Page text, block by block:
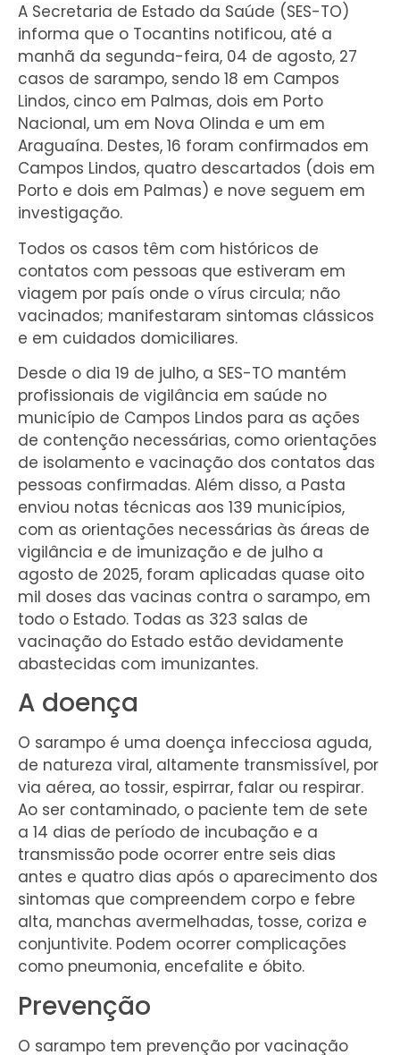
A Secretaria de Estado da Saúde (SES-TO)
informa que o Tocantins notificou, até a
manhã da segunda-feira, 04 de agosto, 27
casos de sarampo, sendo 18 em Campos
Lindos, cinco em Palmas, dois em Porto
Nacional, um em Nova Olinda e um em
Araguaína. Destes, 16 foram confirmados em
Campos Lindos, quatro descartados (dois em
Porto e dois em Palmas) e nove seguem em
investigação.
Todos os casos têm com históricos de
contatos com pessoas que estiveram em
viagem por país onde o vírus circula; não
vacinados; manifestaram sintomas clássicos
e em cuidados domiciliares.
Desde o dia 19 de julho, a SES-TO mantém
profissionais de vigilância em saúde no
município de Campos Lindos para as ações
de contenção necessárias, como orientações
de isolamento e vacinação dos contatos das
pessoas confirmadas. Além disso, a Pasta
enviou notas técnicas aos 139 municípios,
com as orientações necessárias às áreas de
vigilância e de imunização e de julho a
agosto de 2025, foram aplicadas quase oito
mil doses das vacinas contra o sarampo, em
todo o Estado. Todas as 323 salas de
vacinação do Estado estão devidamente
abastecidas com imunizantes.
A doença
O sarampo é uma doença infecciosa aguda,
de natureza viral, altamente transmissível, por
via aérea, ao tossir, espirrar, falar ou respirar.
Ao ser contaminado, o paciente tem de sete
a 14 dias de período de incubação e a
transmissão pode ocorrer entre seis dias
antes e quatro dias após o aparecimento dos
sintomas que compreendem corpo e febre
alta, manchas avermelhadas, tosse, coriza e
conjuntivite. Podem ocorrer complicações
como pneumonia, encefalite e óbito.
Prevenção
O sarampo tem prevenção por vacinação